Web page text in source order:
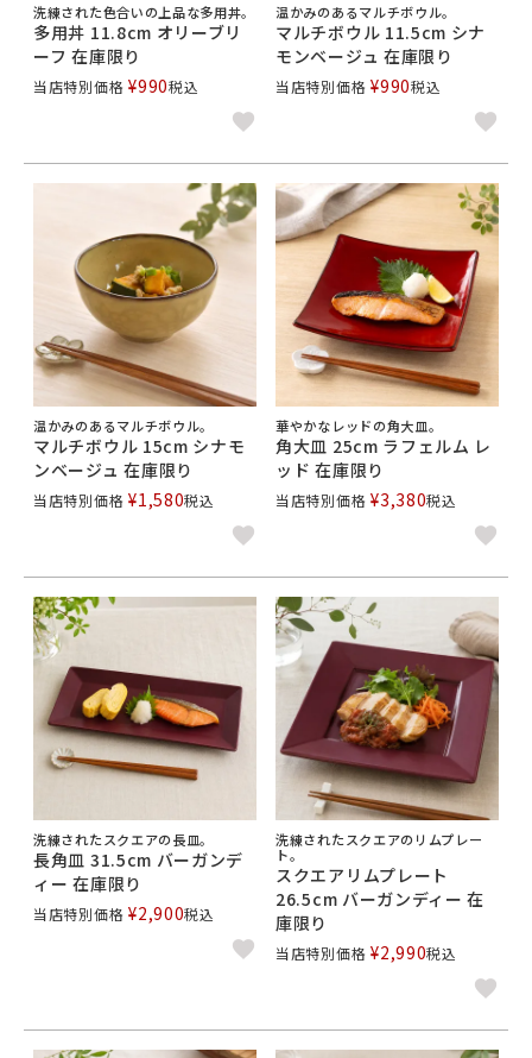
洗練された色合いの上品な多用丼。
多用丼 11.8cm オリーブリ
ーフ 在庫限り
当店特別価格 ¥990税込
温かみのあるマルチボウル。
マルチボウル 11.5cm シナ
モンベージュ 在庫限り
当店特別価格 ¥990税込
温かみのあるマルチボウル。
マルチボウル 15cm シナモ
ンベージュ 在庫限り
当店特別価格 ¥1,580税込
華やかなレッドの角大皿。
角大皿 25cm ラフェルム レ
ッド 在庫限り
当店特別価格 ¥3,380税込
洗練されたスクエアの長皿。
長角皿 31.5cm バーガンデ
ィー 在庫限り
当店特別価格 ¥2,900税込
洗練されたスクエアのリムプレー
ト。
スクエアリムプレート
26.5cm バーガンディー 在
庫限り
当店特別価格 ¥2,990税込